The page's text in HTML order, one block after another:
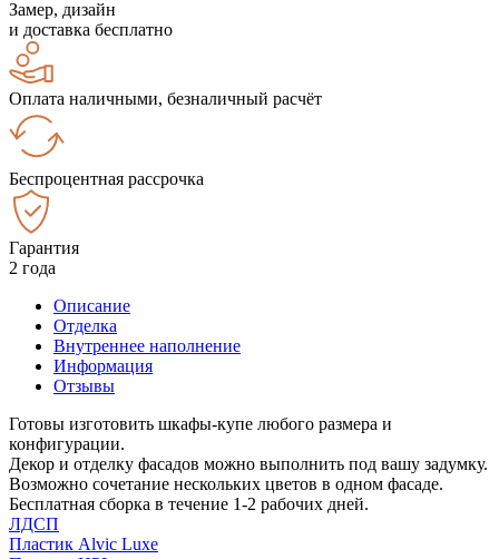
Замер, дизайн
и доставка бесплатно
Оплата наличными, безналичный расчёт
Беспроцентная рассрочка
Гарантия
2 года
Описание
Отделка
Внутреннее наполнение
Информация
Отзывы
Готовы изготовить шкафы-купе любого размера и
конфигурации.
Декор и отделку фасадов можно выполнить под вашу задумку.
Возможно сочетание нескольких цветов в одном фасаде.
Бесплатная сборка в течение 1-2 рабочих дней.
ЛДСП
Пластик Alvic Luxe